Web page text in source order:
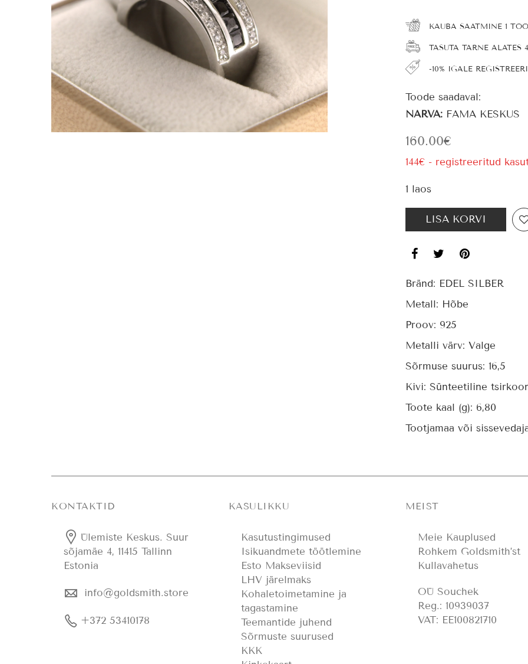
KAUBA SAATMINE 1
TASUTA TARNE ALATES
-10% IGALE
Toode saadaval:
NARVA: FAMA KESKUS
160.00€
144€ - registreeritud
1 laos
LISA KORVI
Bränd: EDEL SILBER
Metall: Hõbe
Proov: 925
Metalli värv: Valge
Sõrmuse suurus: 16,5
Kivi: Sünteetiline
Toote kaal (g): 6,80
Tootjamaa või
KONTAKTID
Ülemiste Keskus. Suur
sõjamäe 4, 11415 Tallinn
Estonia
info@goldsmith.store
+372 53410178
KASULIKKU
Kasutustingimused
Isikuandmete töötlemine
Esto Makseviisid
LHV järelmaks
Kohaletoimetamine ja
tagastamine
Teemantide juhend
Sõrmuste suurused
KKK
MEIST
Meie Kauplused
Rohkem Goldsmith’st
Kullavahetus
OÜ Souchek
Reg.: 10939037
VAT: EE100821710